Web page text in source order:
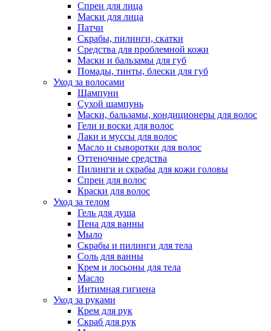
Спреи для лица
Маски для лица
Патчи
Скрабы, пилинги, скатки
Средства для проблемной кожи
Маски и бальзамы для губ
Помады, тинты, блески для губ
Уход за волосами
Шампуни
Сухой шампунь
Маски, бальзамы, кондиционеры для волос
Гели и воски для волос
Лаки и муссы для волос
Масло и сыворотки для волос
Оттеночные средства
Пилинги и скрабы для кожи головы
Спреи для волос
Краски для волос
Уход за телом
Гель для душа
Пена для ванны
Мыло
Скрабы и пилинги для тела
Соль для ванны
Крем и лосьоны для тела
Масло
Интимная гигиена
Уход за руками
Крем для рук
Скраб для рук